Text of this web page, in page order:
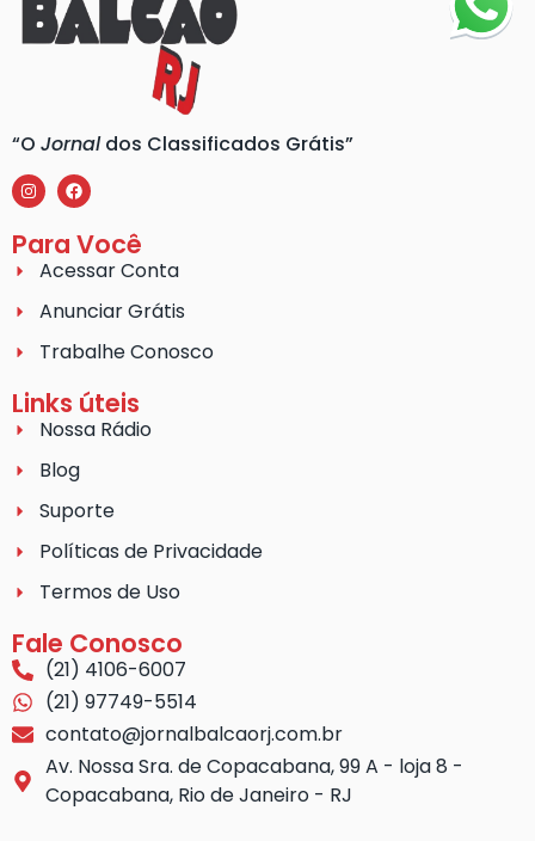
“O Jornaldos Classificados Grátis”
Para Você
Acessar Conta
Anunciar Grátis
Trabalhe Conosco
Links úteis
Nossa Rádio
Blog
Suporte
Políticas de Privacidade
Termos de Uso
Fale Conosco
(21) 4106-6007
(21) 97749-5514
contato@jornalbalcaorj.com.br
Av. Nossa Sra. de Copacabana, 99 A - loja 8 -
Copacabana, Rio de Janeiro - RJ